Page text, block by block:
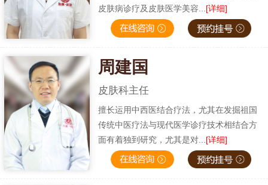
皮肤病诊疗及皮肤医学美容... [详细]
周建国
皮肤科主任
擅长运用中西医结合疗法，尤其在发掘祖国
传统中医疗法与现代医学诊疗技术相结合方
面有着独到研究，尤其是对... [详细]